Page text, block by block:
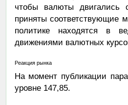
чтобы валюты двигались
приняты соответствующие
политике находятся в
движениями валютных
Реакция рынка
На момент публикации
уровне 147,85.